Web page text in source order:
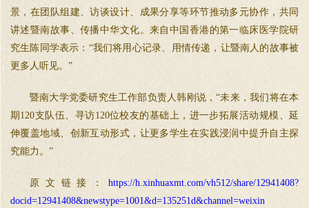
景，在团队组建、访谈设计、成果分享等环节推动多元协作，共同
讲述暨南故事、传播中华文化。来自中国香港的第一临床医学院研
究生陈同学表示：“我们将用心记录、用情传递，让暨南人的故事被
更多人听见。”
暨南大学党委研究生工作部负责人韩刚说，“未来，我们将在本
期120支队伍、寻访120位校友的基础上，进一步拓展活动规模、延
伸覆盖地域、创新互动形式，让更多学生在实践浸润中提升自主探
究能力。”
原文链接： https://h.xinhuaxmt.com/vh512/share/12941408?
docid=12941408&newstype=1001&d=135251d&channel=weixin